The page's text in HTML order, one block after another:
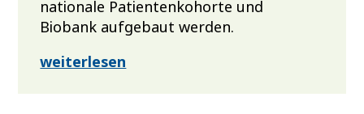
nationale Patientenkohorte und
Biobank aufgebaut werden.
weiterlesen